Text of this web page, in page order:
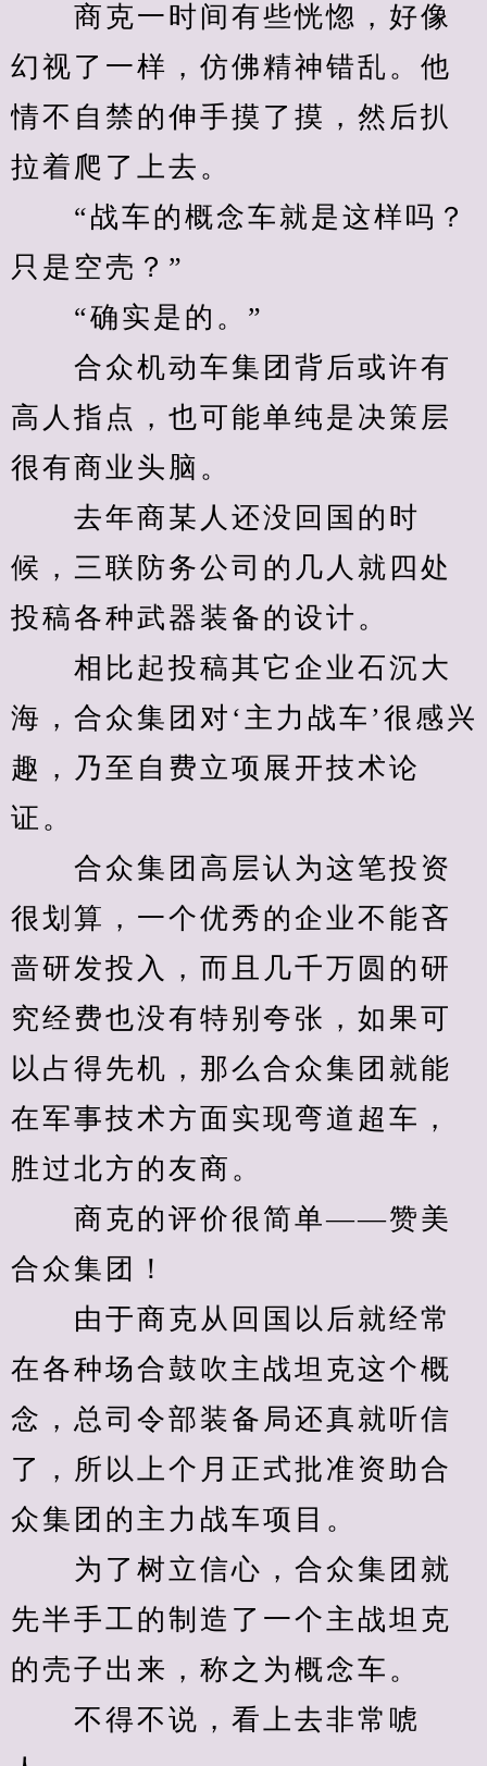
商克一时间有些恍惚，好像
幻视了一样，仿佛精神错乱。他
情不自禁的伸手摸了摸，然后扒
拉着爬了上去。
“战车的概念车就是这样吗？
只是空壳？”
“确实是的。”
合众机动车集团背后或许有
高人指点，也可能单纯是决策层
很有商业头脑。
去年商某人还没回国的时
候，三联防务公司的几人就四处
投稿各种武器装备的设计。
相比起投稿其它企业石沉大
海，合众集团对‘主力战车’很感兴
趣，乃至自费立项展开技术论
证。
合众集团高层认为这笔投资
很划算，一个优秀的企业不能吝
啬研发投入，而且几千万圆的研
究经费也没有特别夸张，如果可
以占得先机，那么合众集团就能
在军事技术方面实现弯道超车，
胜过北方的友商。
商克的评价很简单——赞美
合众集团！
由于商克从回国以后就经常
在各种场合鼓吹主战坦克这个概
念，总司令部装备局还真就听信
了，所以上个月正式批准资助合
众集团的主力战车项目。
为了树立信心，合众集团就
先半手工的制造了一个主战坦克
的壳子出来，称之为概念车。
不得不说，看上去非常唬